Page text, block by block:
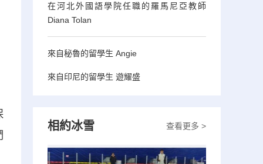
在河北外國語學院任職的羅馬尼亞教師
Diana Tolan
來自秘魯的留學生 Angie
來自印尼的留學生 遊耀盛
查看更多 >
相約冰雪